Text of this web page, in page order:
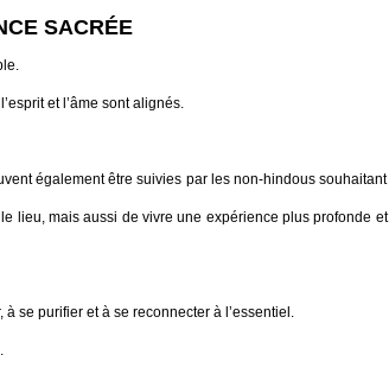
SACRÉE
et l’âme sont alignés.
également être suivies par les non-hindous souhaitant
lieu, mais aussi de vivre une expérience plus profonde et
se purifier et à se reconnecter à l’essentiel.